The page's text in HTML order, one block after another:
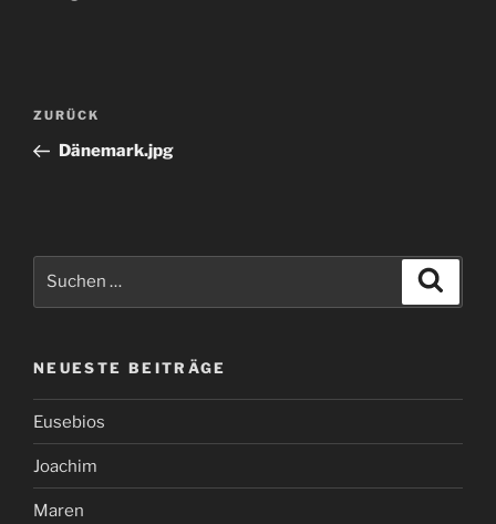
Beitragsnavigation
Vorheriger
Beitrag
ZURÜCK
Dänemark.jpg
NEUESTE BEITRÄGE
Eusebios
Joachim
Maren